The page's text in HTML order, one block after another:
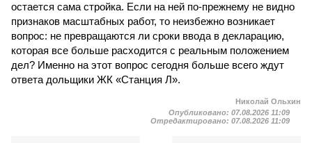
остается сама стройка. Если на ней по-прежнему не видно
признаков масштабных работ, то неизбежно возникает
вопрос: не превращаются ли сроки ввода в декларацию,
которая все больше расходится с реальным положением
дел? Именно на этот вопрос сегодня больше всего ждут
ответа дольщики ЖК «Станция Л».
Николай Ольхин
Опубликовано: 07.08.2026 11:09
Отредактировано: 07.08.2026 11:09